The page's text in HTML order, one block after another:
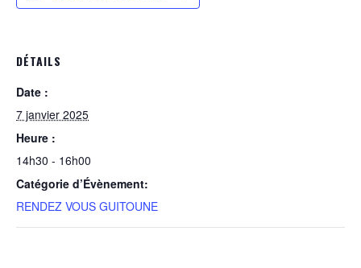
DÉTAILS
Date :
7 janvier 2025
Heure :
14h30 - 16h00
Catégorie d’Évènement:
RENDEZ VOUS GUITOUNE